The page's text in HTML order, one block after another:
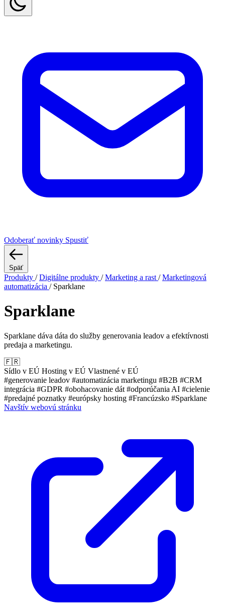
Odoberať novinky Spustiť
Späť
Produkty / Digitálne produkty / Marketing a rast / Marketingová
automatizácia / Sparklane
Sparklane
Sparklane dáva dáta do služby generovania leadov a efektívnosti
predaja a marketingu.
🇫🇷
Sídlo v EÚ Hosting v EÚ Vlastnené v EÚ
#generovanie leadov #automatizácia marketingu #B2B #CRM
integrácia #GDPR #obohacovanie dát #odporúčania AI #cielenie
#predajné poznatky #európsky hosting #Francúzsko #Sparklane
Navštív webovú stránku